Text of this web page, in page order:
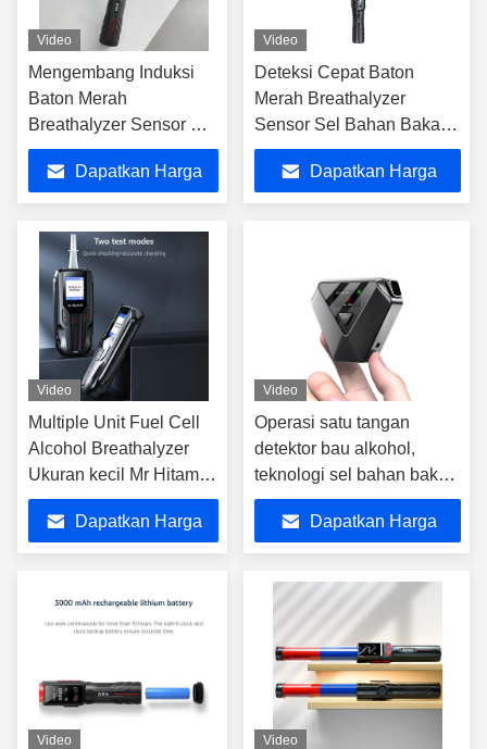
Video
Mengembang Induksi
Baton Merah
Breathalyzer Sensor Sel
Bahan Bakar Untuk Tim
PabrikDapatkan Harga
Video
Deteksi Cepat Baton
Merah Breathalyzer
Sensor Sel Bahan Bakar
Untuk Tim Pabrik
Dapatkan Harga
Video
Multiple Unit Fuel Cell
Alcohol Breathalyzer
Ukuran kecil Mr Hitam 3
Untuk penggunaan
departemenDapatkan Harga
Video
Operasi satu tangan
detektor bau alkohol,
teknologi sel bahan bakar
breathalyzer
Dapatkan Harga
Video Video